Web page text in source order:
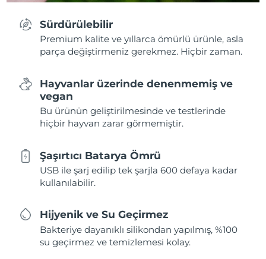
Sürdürülebilir
Premium kalite ve yıllarca ömürlü ürünle, asla
parça değiştirmeniz gerekmez. Hiçbir zaman.
Hayvanlar üzerinde denenmemiş ve
vegan
Bu ürünün geliştirilmesinde ve testlerinde
hiçbir hayvan zarar görmemiştir.
Şaşırtıcı Batarya Ömrü
USB ile şarj edilip tek şarjla 600 defaya kadar
kullanılabilir.
Hijyenik ve Su Geçirmez
Bakteriye dayanıklı silikondan yapılmış, %100
su geçirmez ve temizlemesi kolay.